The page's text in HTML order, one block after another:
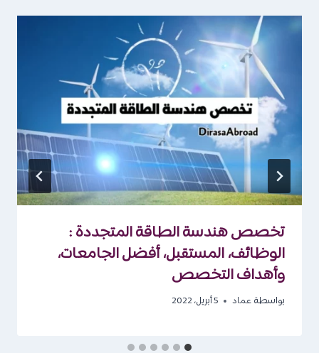
تخصص هندسة الطاقة المتجددة :
الوظائف، المستقبل، أفضل الجامعات،
وأهداف التخصص
بواسطة عماد 5 أبريل، 2022